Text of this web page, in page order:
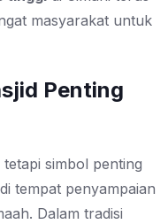
masyarakat untuk
Penting
simbol penting
tempat penyampaian
Dalam tradisi